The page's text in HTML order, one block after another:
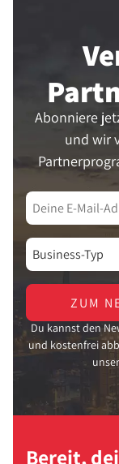
Abonniere
und wir
ZUM
Du kannst den
und kostenfrei
Bereit,